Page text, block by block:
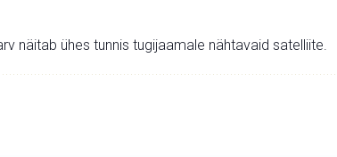
näitab ühes tunnis tugijaamale nähtavaid satelliite.